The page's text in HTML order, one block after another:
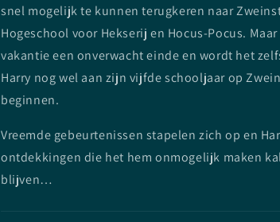
snel mogelijk te kunnen terugkeren naar
Hogeschool voor Hekserij en Hocus-Pocus.
vakantie een onverwacht einde en wordt het
Harry nog wel aan zijn vijfde schooljaar op
beginnen.
Vreemde gebeurtenissen stapelen zich op en
ontdekkingen die het hem onmogelijk maken
blijven…